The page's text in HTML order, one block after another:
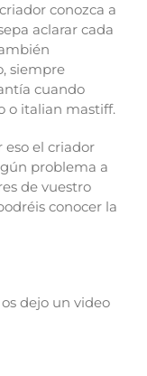
conozca a
aclarar cada
siempre
cuando
o italian mastiff.
eso el criador
problema a
de vuestro
conocer la
dejo un video